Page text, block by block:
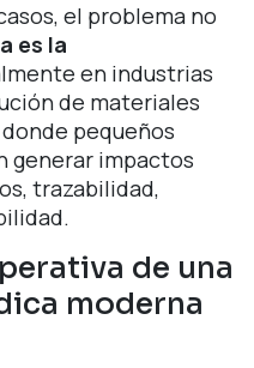
el problema no
es la
en industrias
de materiales
pequeños
generar impactos
trazabilidad,
de una
moderna